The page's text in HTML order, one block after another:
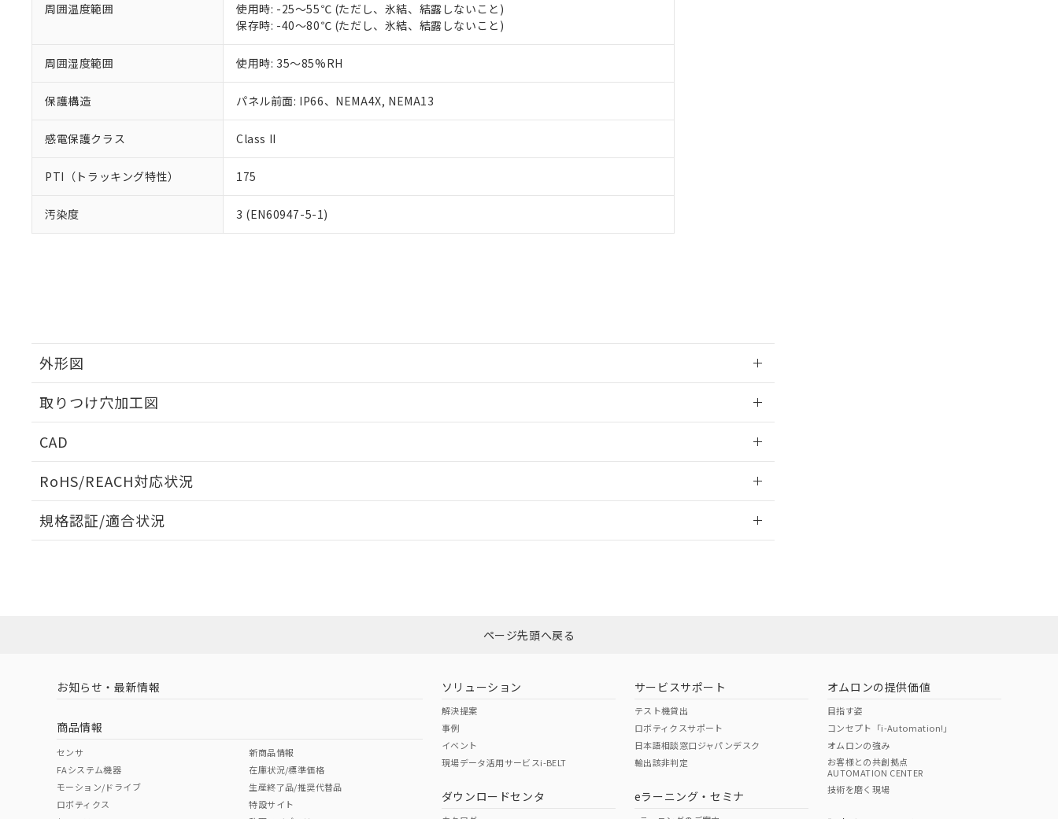
周囲温度範囲
使用時: -25～55℃ (ただし、氷結、結露しないこと)
保存時: -40～80℃ (ただし、氷結、結露しないこと)
周囲湿度範囲 使用時: 35～85%RH
保護構造 パネル前面: IP66、NEMA4X, NEMA13
感電保護クラス Class II
PTI（トラッキング特性） 175
汚染度 3 (EN60947-5-1)
外形図
取りつけ穴加工図
CAD
RoHS/REACH対応状況
EU RoHS 注意事項・凡例
ダウンロードはこちら
中国 RoHS 注意事項・凡例
中国 RoHS表
Pb Hg Cr(VI)
規格認証/適合状況
（イギリス
（ノルウェー
（日本
（アメリカ
この製品の規格認証/適合状況ページへ
その他の認証はこちらのページからご検索ください
ページ先頭へ戻る
お知らせ・最新情報
商品情報
センサ
FAシステム機器
モーション/ドライブ
ロボティクス
新商品情報
在庫状況/標準価格
生産終了品/推奨代替品
特設サイト
ソリューション
解決提案
事例
イベント
現場データ活用サービスi-BELT
ダウンロードセンタ
サービスサポート
テスト機貸出
ロボティクスサポート
日本語相談窓口ジャパンデスク
輸出該非判定
eラーニング・セミナ
オムロンの提供価値
目指す姿
コンセプト「i-Automation!」
オムロンの強み
お客様との共創拠点
AUTOMATION CENTER
技術を磨く現場